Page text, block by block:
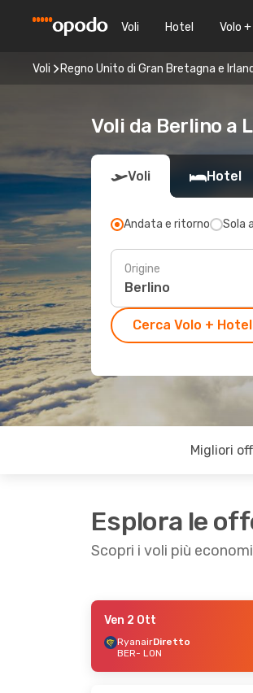
Voli Hotel Volo
Voli Regno Unito di Gran Bretagna e
Voli da Berlino a
Voli Hotel
Andata e ritorno Sola
Origine
Cerca Volo + Hotel
Migliori
Esplora le
Scopri i voli più
- Mar 6 Ott
Ven 2 Ott
RyanairDiretto
BER- LON